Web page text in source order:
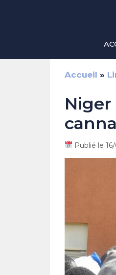
Accueil »
Niger
Publié le